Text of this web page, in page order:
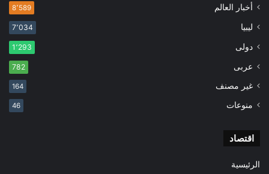
أخبار العالم 8٬589
ليبيا 7٬034
دولى 1٬293
عربى 782
غير مصنف 164
منوعات 46
اقتصاد
الرئيسية